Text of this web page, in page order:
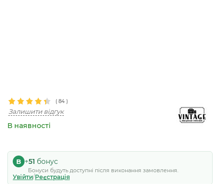
( 84 )
Залишити відгук
В наявності
B +51 бонус
Бонуси будуть доступні після виконання замовлення.
Увійти/Реєстрація